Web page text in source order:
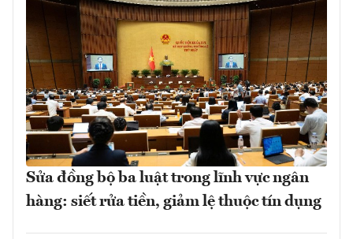
Sửa đồng bộ ba luật trong lĩnh vực ngân
hàng: siết rửa tiền, giảm lệ thuộc tín dụng